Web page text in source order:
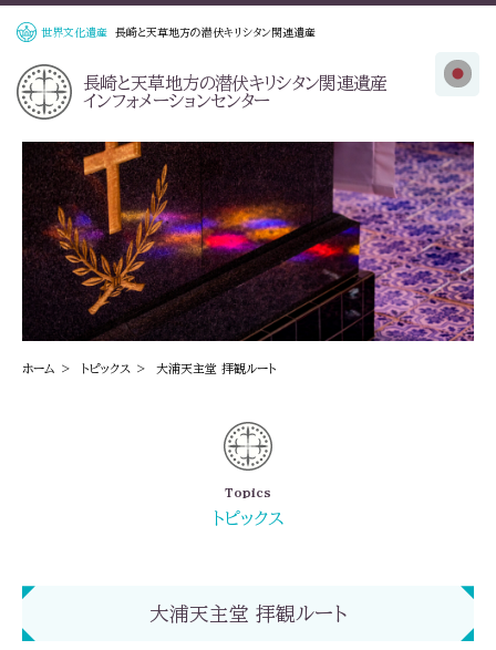
世界文化遺産 長崎と天草地方の潜伏キリシタン関連遺産
長崎と天草地方の潜伏キリシタン関連遺産
インフォメーションセンター
ホーム トピックス 大浦天主堂 拝観ルート
Topics
トピックス
大浦天主堂 拝観ルート